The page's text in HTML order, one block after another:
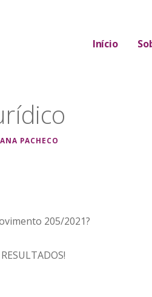
Início
PACHECO
205/2021?